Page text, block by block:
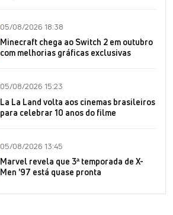
05/08/2026 18:38
Minecraft chega ao Switch 2 em outubro
com melhorias gráficas exclusivas
05/08/2026 15:23
La La Land volta aos cinemas brasileiros
para celebrar 10 anos do filme
05/08/2026 13:45
Marvel revela que 3ª temporada de X-
Men '97 está quase pronta